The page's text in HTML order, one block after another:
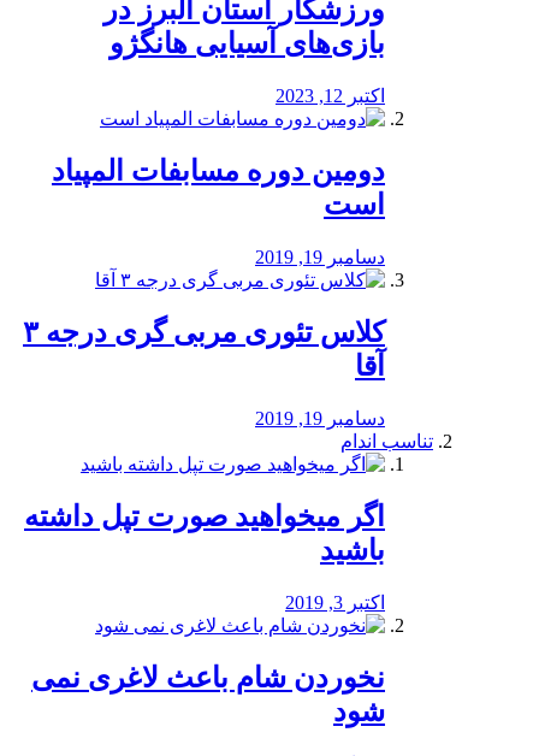
ورزشکار استان البرز در
بازی‌های آسیایی هانگژو
اکتبر 12, 2023
دومین دوره مسابفات المپیاد
است
دسامبر 19, 2019
کلاس تئوری مربی گری درجه ۳
آقا
دسامبر 19, 2019
تناسب اندام
اگر میخواهید صورت تپل داشته
باشید
اکتبر 3, 2019
نخوردن شام باعث لاغری نمی
‌شود